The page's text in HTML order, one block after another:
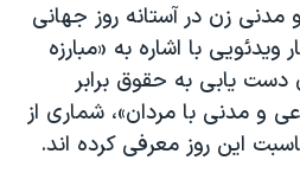
زن در آستانه روز جهانی
با اشاره به «مبارزه
دست یابی به حقوق برابر
و مدنی با مردان»، شماری از
این روز معرفی کرده اند.